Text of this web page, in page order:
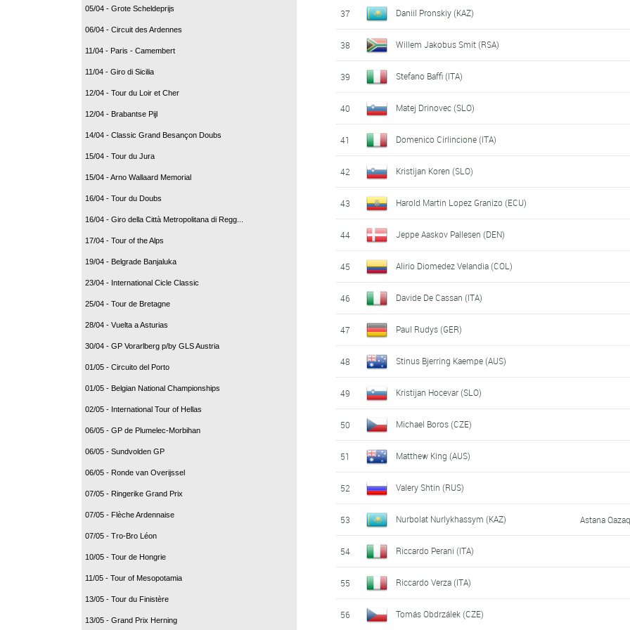
05/04 - Grote Scheldeprijs
06/04 - Circuit des Ardennes
11/04 - Paris - Camembert
11/04 - Giro di Sicilia
12/04 - Tour du Loir et Cher
12/04 - Brabantse Pijl
14/04 - Classic Grand Besançon Doubs
15/04 - Tour du Jura
15/04 - Arno Wallaard Memorial
16/04 - Tour du Doubs
16/04 - Giro della Città Metropolitana di Regg...
17/04 - Tour of the Alps
19/04 - Belgrade Banjaluka
23/04 - International Cicle Classic
25/04 - Tour de Bretagne
28/04 - Vuelta a Asturias
30/04 - GP Vorarlberg p/by GLS Austria
01/05 - Circuito del Porto
01/05 - Belgian National Championships
02/05 - International Tour of Hellas
06/05 - GP de Plumelec-Morbihan
06/05 - Sundvolden GP
06/05 - Ronde van Overijssel
07/05 - Ringerike Grand Prix
07/05 - Flèche Ardennaise
07/05 - Tro-Bro Léon
10/05 - Tour de Hongrie
11/05 - Tour of Mesopotamia
13/05 - Tour du Finistère
13/05 - Grand Prix Herning
37 Daniil Pronskiy (KAZ)
38 Willem Jakobus Smit (RSA)
39 Stefano Baffi (ITA)
40 Matej Drinovec (SLO)
41 Domenico Cirlincione (ITA)
42 Kristijan Koren (SLO)
43 Harold Martin Lopez Granizo (ECU)
44 Jeppe Aaskov Pallesen (DEN)
45 Alirio Diomedez Velandia (COL)
46 Davide De Cassan (ITA)
47 Paul Rudys (GER)
48 Stinus Bjerring Kaempe (AUS)
49 Kristijan Hocevar (SLO)
50 Michael Boros (CZE)
51 Matthew King (AUS)
52 Valery Shtin (RUS)
53 Nurbolat Nurlykhassym (KAZ) Astana
54 Riccardo Perani (ITA)
55 Riccardo Verza (ITA)
56 Tomás Obdrzálek (CZE)